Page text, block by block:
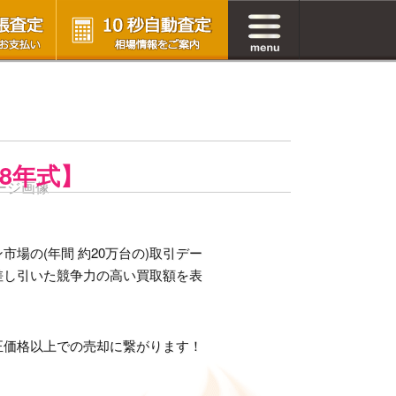
式】
場の(年間 約20万台の)取引デー
引いた競争力の高い買取額を表
格以上での売却に繋がります！